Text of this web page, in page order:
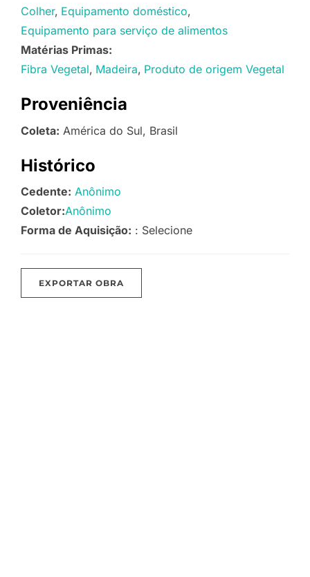
Colher Equipamento doméstico
Equipamento para serviço de alimentos
Matérias Primas:
Fibra Vegetal Madeira Produto de origem Vegetal
Proveniência
Coleta: América do Sul, Brasil
Histórico
Cedente: Anônimo
Coletor:Anônimo
Forma de Aquisição: : Selecione
EXPORTAR OBRA